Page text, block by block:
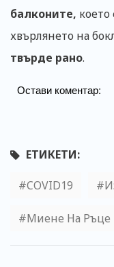
балконите,
хвърлянето на
твърде рано.
Остави коментар:
ЕТИКЕТИ:
COVID19
Миене На Ръце